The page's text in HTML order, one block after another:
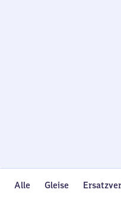
Alle Gleise